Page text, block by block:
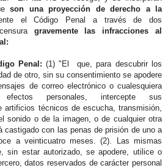
son una proyección de derecho a la
el Código Penal a través de dos
gravemente las infracciones al
Penal: (1) "El que, para descubrir los
de otro, sin su consentimiento se apodere
de correo electrónico o cualesquiera
personales, intercepte sus
artificios técnicos de escucha, transmisión,
sonido o de la imagen, o de cualquier otra
castigado con las penas de prisión de uno a
a veinticuatro meses. (2). Las mismas
sin estar autorizado, se apodere, utilice o
datos reservados de carácter personal